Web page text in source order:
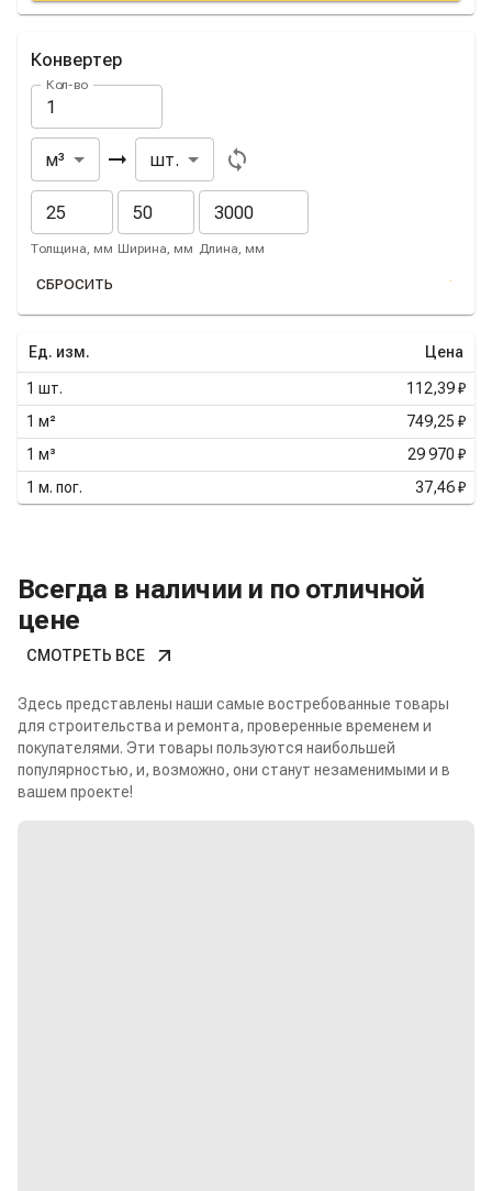
Конвертер
Кол-во
Из
м³
В
шт.
Толщина, мм Ширина, мм Длина, мм
СБРОСИТЬ
Ед. изм. Цена
1 шт.
112,39 ₽
1 м²
749,25 ₽
1 м³
29 970 ₽
1 м. пог. 37,46 ₽
Всегда в наличии и по отличной
цене
СМОТРЕТЬ ВСЕ
Здесь представлены наши самые востребованные товары
для строительства и ремонта, проверенные временем и
покупателями. Эти товары пользуются наибольшей
популярностью, и, возможно, они станут незаменимыми и в
вашем проекте!